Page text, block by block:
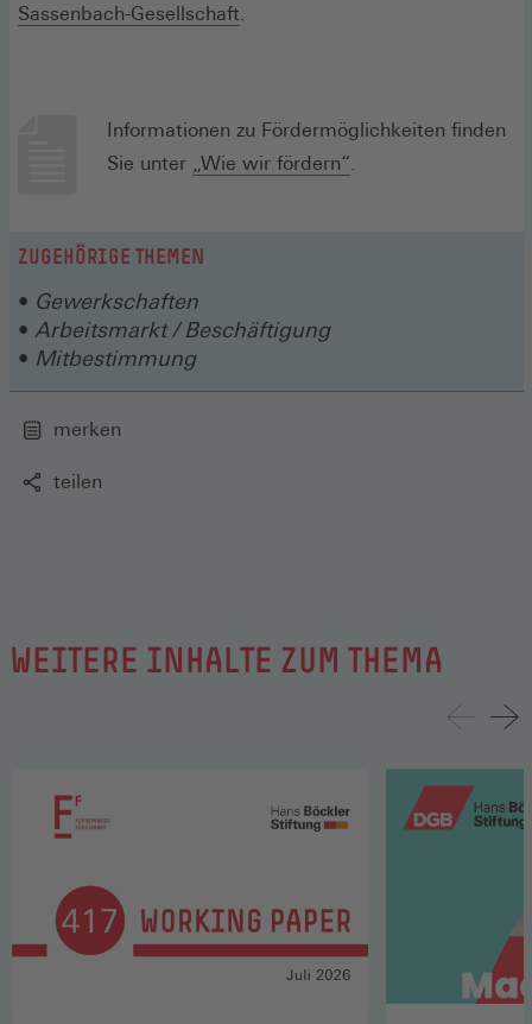
Sassenbach-Gesellschaft
Informationen zu Fördermöglichkeiten finden
Sie unter
„Wie wir fördern“
ZUGEHÖRIGE THEMEN
Gewerkschaften
Arbeitsmarkt / Beschäftigung
Mitbestimmung
merken
teilen
WEITERE INHALTE ZUM THEMA